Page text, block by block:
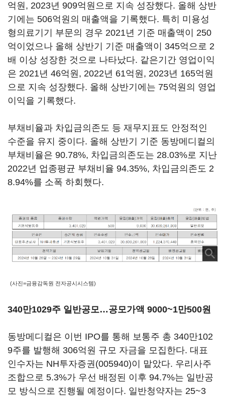
억원, 2023년 909억원으로 지속 성장했다. 올해 상반
기에는 506억원의 매출액을 기록했다. 특히 미용성
형의료기기 부문의 경우 2021년 기준 매출액이 250
억이었으나 올해 상반기 기준 매출액이 345억으로 2
배 이상 성장한 것으로 나타났다. 같은기간 영업이익
은 2021년 46억원, 2022년 61억원, 2023년 165억원
으로 지속 성장했다. 올해 상반기에는 75억원의 영업
이익을 기록했다.
부채비율과 차입금의존도 등 재무지표도 안정적인
수준을 유지 중이다. 올해 상반기 기준 동방메디컬의
부채비율은 90.78%, 차입금의존도는 28.03%로 지난
2022년 업종평균 부채비율 94.35%, 차입금의존도 2
8.94%를 소폭 하회했다.
(사진=금융감독원 전자공시시스템)
340만1029주 일반공모…공모가액 9000~1만500원
동방메디컬은 이번 IPO를 통해 보통주 총 340만102
9주를 발행해 306억원 규모 자금을 모집한다. 대표
인수자는 NH투자증권(005940)이 맡았다. 우리사주
조합으로 5.3%가 우선 배정된 이후 94.7%는 일반공
모 방식으로 진행될 예정이다. 일반청약자는 25~3